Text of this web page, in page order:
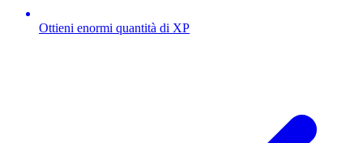
Ottieni enormi quantità di XP